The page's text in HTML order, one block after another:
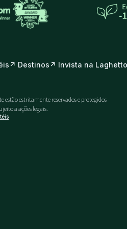
↗ Destinos ↗ Invista na Laghetto
estão estritamente reservados e protegidos
a ações legais.